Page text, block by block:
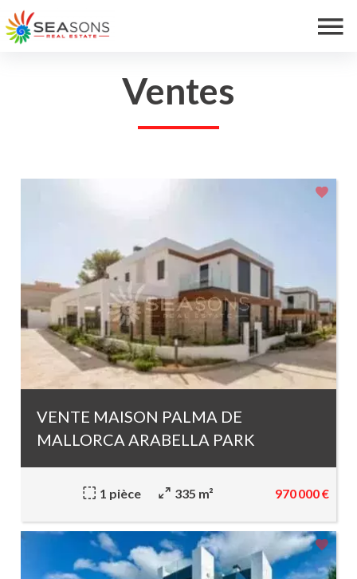
Ventes
VENTE MAISON PALMA DE
MALLORCA ARABELLA PARK
1 pièce 335 m² 970 000 €